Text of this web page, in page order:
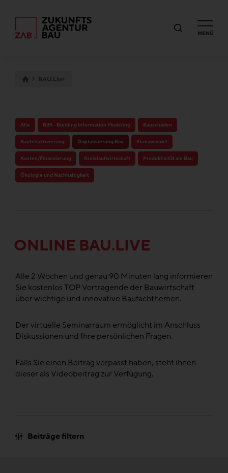
MENÜ
BAU.Live
Alle BIM - Building Information Modeling Bauschäden
Bauteilaktivierung Digitalisierung Bau Klimawandel
Kosten/Finanzierung Kreislaufwirtschaft Produktivität am Bau
Ökologie und Nachhaltigkeit
ONLINE BAU.LIVE
Alle 2 Wochen und genau 90 Minuten lang informieren
Sie kostenlos TOP Vortragende der Bauwirtschaft
über wichtige und innovative Baufachthemen.
Der virtuelle Seminarraum ermöglicht im Anschluss
Diskussionen und Ihre persönlichen Fragen.
Falls Sie einen Beitrag verpasst haben, steht ihnen
dieser als Videobeitrag zur Verfügung.
Beiträge filtern